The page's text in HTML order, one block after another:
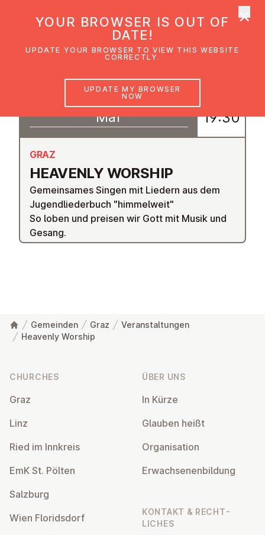
HEAVENLY WORSHIP
GRAZ
Gemeinsames Singen mit Liedern aus dem
Jugendliederbuch "himmelweit"
So loben und preisen wir Gott mit Musik und
Gesang.
19
Mar 19:30
Gemeinden Graz
Veranstaltungen
Heavenly Worship
CHURCHES
Graz
Linz
Ried im Innkreis
EmK St. Pölten
Salzburg
Wien Flor­idsdorf
ÜBER UNS
In Kürze
Glauben heißt
Or­gan­isa­tion
Er­wach­sen­en­bildung
KONTAKT & RECHT­
LICHES
YOUR BROWSER IS OUT OF
DATE!
UPDATE YOUR BROWSER TO VIEW THIS WEBSITE
CORRECTLY.
UPDATE MY BROWSER
NOW
×